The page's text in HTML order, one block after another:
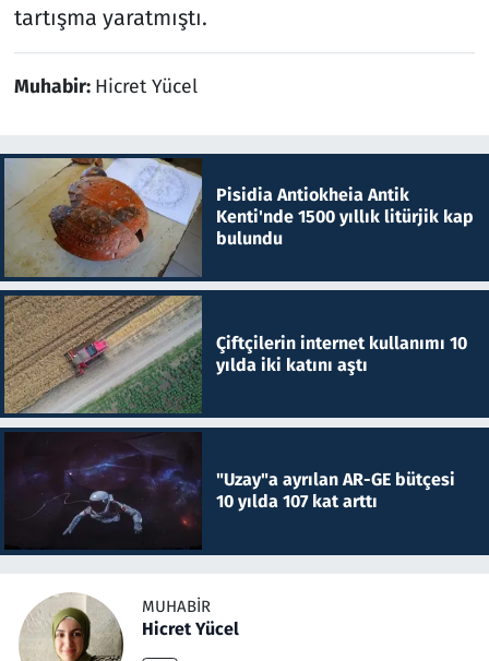
tartışma yaratmıştı.
Muhabir: Hicret Yücel
Pisidia Antiokheia Antik
Kenti'nde 1500 yıllık litürjik kap
bulundu
Çiftçilerin internet kullanımı 10
yılda iki katını aştı
"Uzay"a ayrılan AR-GE bütçesi
10 yılda 107 kat arttı
MUHABIR
Hicret Yücel